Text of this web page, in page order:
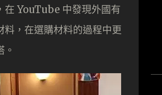
在 YouTube 中發現外國有
，在選購材料的過程中更